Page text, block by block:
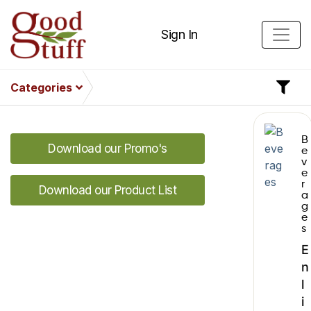
Sign In
Categories
Download our Promo's
Download our Product List
B
e
v
e
r
a
g
e
s
E
n
l
i